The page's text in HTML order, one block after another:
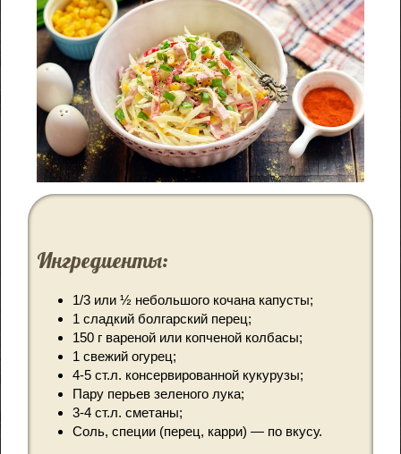
Ингредиенты:
1/3 или ½ небольшого кочана капусты;
1 сладкий болгарский перец;
150 г вареной или копченой колбасы;
1 свежий огурец;
4-5 ст.л. консервированной кукурузы;
Пару перьев зеленого лука;
3-4 ст.л. сметаны;
Соль, специи (перец, карри) — по вкусу.